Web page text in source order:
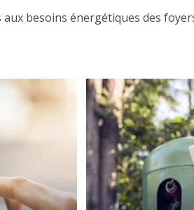
besoins énergétiques des